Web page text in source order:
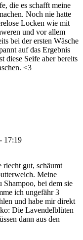
die es schafft meine
Noch nie hatte
Locken wie mit
und vor allem
bei der ersten Wäsche
auf das Ergebnis
diese Seife aber bereits
<3
17:19
riecht gut, schäumt
Meine
Shampoo, bei dem sie
ich ungefähr 3
und habe mir direkt
Die Lavendelblüten
dann aus den